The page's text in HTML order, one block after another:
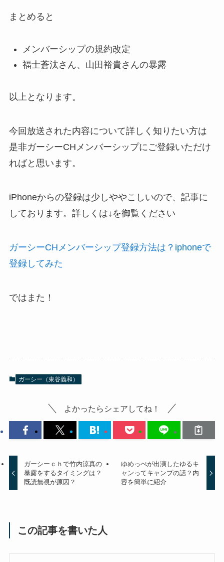
まとめると
メンバーシップの規約改定
福士蒼汰さん、山田裕貴さんの暴露
以上となります。
今回放送された内容について詳しく知りたい方は
是非ガーシーCHメンバーシップにご登録いただけ
ればと思います。
iPhoneからの登録は少しややこしいので、記事に
しております。詳しくは↓を御覧ください
ガーシーCHメンバーシップ登録方法は？iphoneで
登録してみた
ではまた！
ガーシー（東谷義和）
よかったらシェアしてね！
ガーシーｃｈで竹内涼真の
暴露をするタイミングは？
既読無視が原因？
ゆめっぺが出演したゆるキ
ャンってキャンプの話？内
容を簡単に紹介
この記事を書いた人